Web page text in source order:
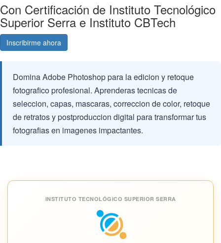
Con Certificación de Instituto Tecnológico
Superior Serra e Instituto CBTech
Inscribirme ahora
Domina Adobe Photoshop para la edicion y retoque
fotografico profesional. Aprenderas tecnicas de
seleccion, capas, mascaras, correccion de color, retoque
de retratos y postproduccion digital para transformar tus
fotografias en imagenes impactantes.
INSTITUTO TECNOLÓGICO SUPERIOR SERRA